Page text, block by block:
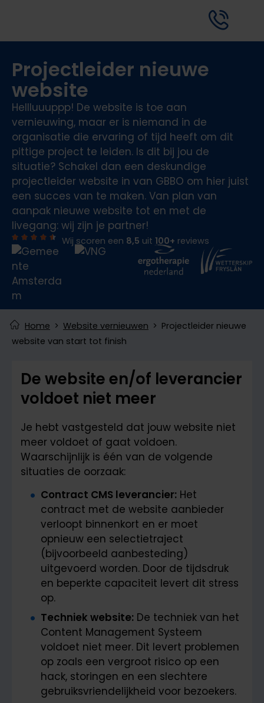
Projectleider nieuwe
website
Hellluuuppp! De website is toe aan
vernieuwing, maar er is niemand in de
organisatie die ervaring of tijd heeft om dit
pittige project te leiden. Is dit bij jou de
situatie? Schakel dan een deskundige
projectleider website in van GBBO om hier juist
een succes van te maken. Van plan van
aanpak nieuwe website tot en met de
livegang: wij zijn je partner!
Wij scoren een 8,5 uit 100+ reviews
Home Website vernieuwen
Projectleider nieuwe
website van start tot finish
De website en/of leverancier
voldoet niet meer
Je hebt vastgesteld dat jouw website niet
meer voldoet of gaat voldoen.
Waarschijnlijk is één van de volgende
situaties de oorzaak:
Contract CMS leverancier: Het
contract met de website aanbieder
verloopt binnenkort en er moet
opnieuw een selectietraject
(bijvoorbeeld aanbesteding)
uitgevoerd worden. Door de tijdsdruk
en beperkte capaciteit levert dit stress
op.
Techniek website: De techniek van het
Content Management Systeem
voldoet niet meer. Dit levert problemen
op zoals een vergroot risico op een
hack, storingen en een slechtere
gebruiksvriendelijkheid voor bezoekers.